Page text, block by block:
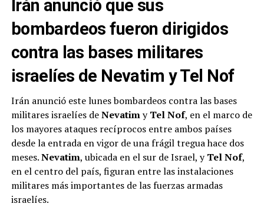
Irán anunció que sus
bombardeos fueron dirigidos
contra las bases militares
israelíes de Nevatim y Tel Nof
Irán anunció este lunes bombardeos contra las bases
militares israelíes deNevatimyTel Nof, en el marco de
los mayores ataques recíprocos entre ambos países
desde la entrada en vigor de una frágil tregua hace dos
meses.Nevatim, ubicada en el sur de Israel, yTel Nof,
en el centro del país, figuran entre las instalaciones
militares más importantes de las fuerzas armadas
israelíes.